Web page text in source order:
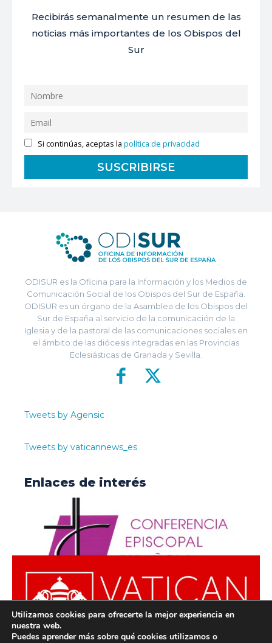
Recibirás semanalmente un resumen de las
noticias más importantes de los Obispos del
Sur
Si continúas, aceptas lapolítica de privacidad
ODISUR es la Oficina para la Información y los Medios de
Comunicación Social de los Obispos del Sur de España.
ODISUR es un órgano de la Asamblea de los Obispos del
Sur de España al servicio de la comunicación de la
Iglesia y de la pastoral de las comunicaciones sociales en
el ámbito de las diócesis integradas en las Provincias
Eclesiásticas de Granada y Sevilla.
Tweets by Agensic
Tweets by vaticannews_es
Enlaces de interés
Utilizamos cookies para ofrecerte la mejor experiencia en
nuestra web.
Puedes aprender más sobre qué cookies utilizamos o